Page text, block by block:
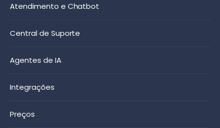
Atendimento e Chatbot
Central de Suporte
Agentes de IA
Integrações
Preços